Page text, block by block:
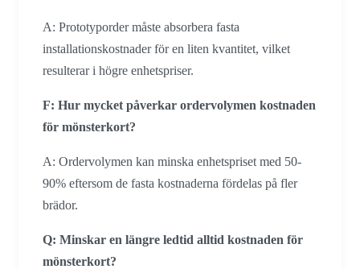
A: Prototyporder måste absorbera fasta
installationskostnader för en liten kvantitet, vilket
resulterar i högre enhetspriser.
F: Hur mycket påverkar ordervolymen kostnaden
för mönsterkort?
A: Ordervolymen kan minska enhetspriset med 50-
90% eftersom de fasta kostnaderna fördelas på fler
brädor.
Q: Minskar en längre ledtid alltid kostnaden för
mönsterkort?